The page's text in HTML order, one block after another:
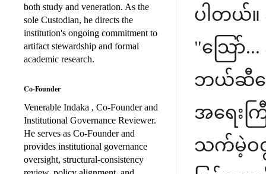
ပါတယ်။
"သြော်
ဘယ်ဆီရ
အရေးက
သက်မဲ့ဝ
both study and veneration. As the
sole Custodian, he directs the
institution's ongoing commitment to
artifact stewardship and formal
academic research.
Co-Founder
Venerable Indaka , Co-Founder and
Institutional Governance Reviewer.
He serves as Co-Founder and
provides institutional governance
oversight, structural-consistency